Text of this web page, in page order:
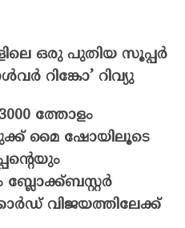
ഒരു പുതിയ സൂപ്പർ
റിങ്കോ’ റിവ്യു
ത്തോളം
മൈ ഷോയിലൂടെ
ബ്ലോക്ക്ബസ്റ്റർ
വിജയത്തിലേക്ക്